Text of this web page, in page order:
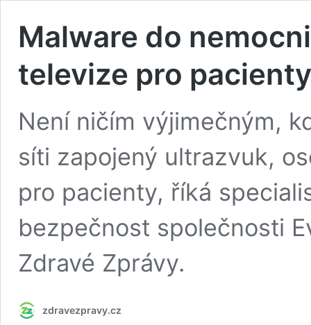
Malware do
televize pro pacienty
Není ničím výjimečným,
síti zapojený ultrazvuk,
pro pacienty, říká
bezpečnost společnosti
Zdravé Zprávy.
zdravezpravy.cz